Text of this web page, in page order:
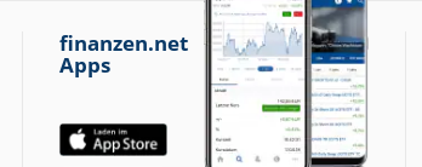
finanzen.net
Apps